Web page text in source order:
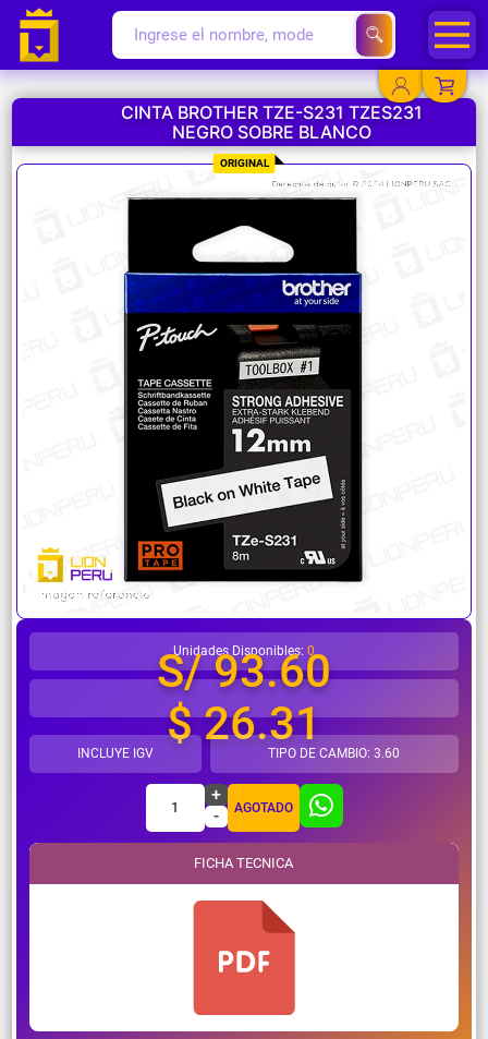
YA EXISTO
SOY NUEVO
¿Necesitas ayuda?
CINTA BROTHER TZE-S231 TZES231
NEGRO SOBRE BLANCO
ORIGINAL
Unidades Disponibles: 0
S/ 93.60
$ 26.31
INCLUYE IGV TIPO DE CAMBIO: 3.60
1
+
-
AGOTADO
FICHA TECNICA